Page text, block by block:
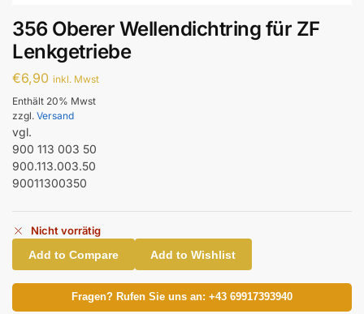
356 Oberer Wellendichtring für ZF
Lenkgetriebe
€6,90 inkl. Mwst
Enthält 20% Mwst
zzgl. Versand
vgl.
900 113 003 50
900.113.003.50
90011300350
Nicht vorrätig
Add to Compare
Add to Wishlist
Fragen? Rufen Sie uns an: +43 69917393940